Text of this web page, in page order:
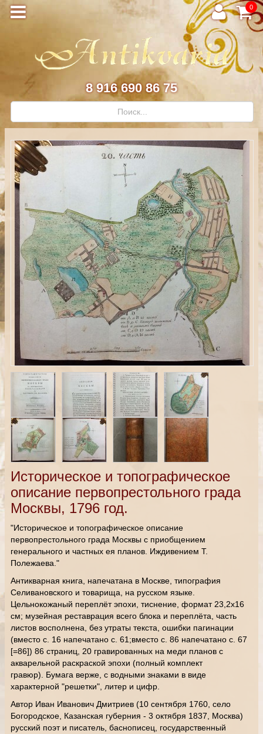
0
8 916 690 86 75
Историческое и топографическое
описание первопрестольного града
Москвы, 1796 год.
"Историческое и топографическое описание
первопрестольного града Москвы с приобщением
генерального и частных ея планов. Иждивением Т.
Полежаева."
Антикварная книга, напечатана в Москве, типография
Селивановского и товарища, на русском языке.
Цельнокожаный переплёт эпохи, тиснение, формат 23,2х16
см; музейная реставрация всего блока и переплёта, часть
листов восполнена, без утраты текста, ошибки пагинации
(вместо с. 16 напечатано с. 61;вместо с. 86 напечатано с. 67
[=86]) 86 страниц, 20 гравированных на меди планов с
акварельной раскраской эпохи (полный комплект
гравюр). Бумага верже, с водными знаками в виде
характерной "решетки", литер и цифр.
Автор Иван Иванович Дмитриев (10 сентября 1760, село
Богородское, Казанская губерния - 3 октября 1837, Москва)
русский поэт и писатель, баснописец, государственный